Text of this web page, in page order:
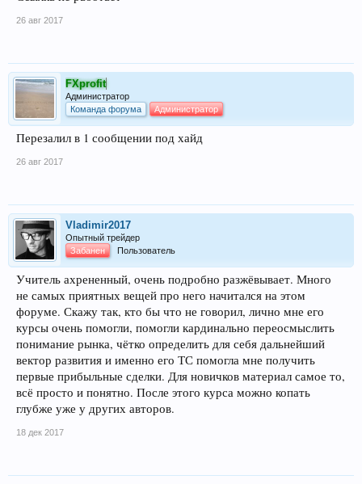
26 авг 2017
FXprofit
Администратор
Команда форума
Администратор
Перезалил в 1 сообщении под хайд
26 авг 2017
Vladimir2017
Опытный трейдер
Забанен
Пользователь
Учитель ахрененный, очень подробно разжёвывает. Много
не самых приятных вещей про него начитался на этом
форуме. Скажу так, кто бы что не говорил, лично мне его
курсы очень помогли, помогли кардинально переосмыслить
понимание рынка, чётко определить для себя дальнейший
вектор развития и именно его ТС помогла мне получить
первые прибыльные сделки. Для новичков материал самое то,
всё просто и понятно. После этого курса можно копать
глубже уже у других авторов.
18 дек 2017